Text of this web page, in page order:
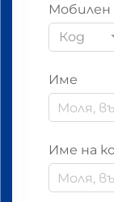
Мобилен
Код
Име
Име на